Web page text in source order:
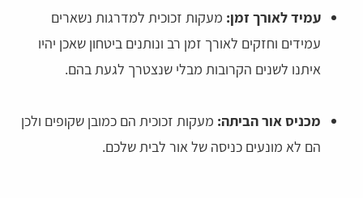
עמיד לאורך זמן: מעקות זכוכית למדרגות נשארים
עמידים וחזקים לאורך זמן רב ונותנים ביטחון שאכן יהיו
איתנו לשנים הקרובות מבלי שנצטרך לגעת בהם.
מכניס אור הביתה: מעקות זכוכית הם כמובן שקופים ולכן
הם לא מונעים כניסה של אור לבית שלכם.